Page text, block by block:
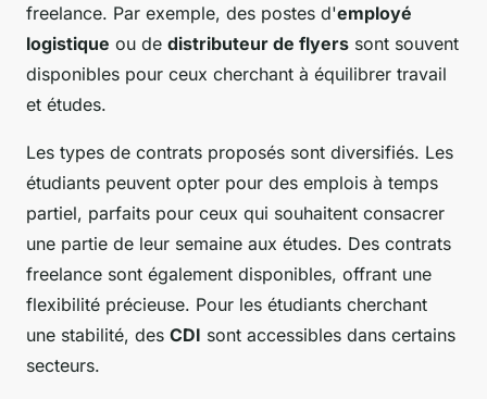
freelance. Par exemple, des postes d'employé
logistique ou de distributeur de flyers sont souvent
disponibles pour ceux cherchant à équilibrer travail
et études.
Les types de contrats proposés sont diversifiés. Les
étudiants peuvent opter pour des emplois à temps
partiel, parfaits pour ceux qui souhaitent consacrer
une partie de leur semaine aux études. Des contrats
freelance sont également disponibles, offrant une
flexibilité précieuse. Pour les étudiants cherchant
une stabilité, des CDI sont accessibles dans certains
secteurs.